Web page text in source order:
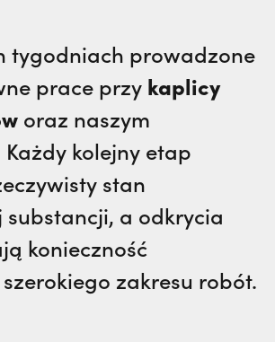
tygodniach prowadzone
prace przy kaplicy
oraz naszym
Każdy kolejny etap
stan
substancji, a odkrycia
konieczność
zakresu robót.